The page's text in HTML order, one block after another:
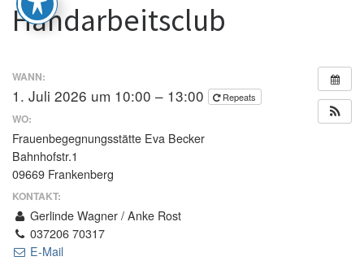
Handarbeitsclub
WANN:
1. Juli 2026 um 10:00 – 13:00 Repeats
WO:
Frauenbegegnungsstätte Eva Becker
Bahnhofstr.1
09669 Frankenberg
KONTAKT:
Gerlinde Wagner / Anke Rost
037206 70317
E-Mail